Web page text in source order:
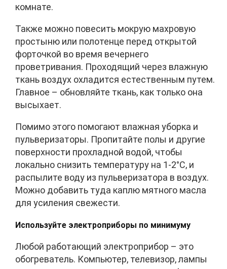
комнате.
Также можно повесить мокрую махровую
простыню или полотенце перед открытой
форточкой во время вечернего
проветривания. Проходящий через влажную
ткань воздух охладится естественным путем.
Главное – обновляйте ткань, как только она
высыхает.
Помимо этого помогают влажная уборка и
пульверизаторы. Пропитайте полы и другие
поверхности прохладной водой, чтобы
локально снизить температуру на 1-2°C, и
распылите воду из пульверизатора в воздух.
Можно добавить туда каплю мятного масла
для усиления свежести.
Используйте электроприборы по минимуму
Любой работающий электроприбор – это
обогреватель. Компьютер, телевизор, лампы